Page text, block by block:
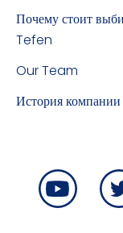
Почему стоит
Tefen
Our Team
История компании